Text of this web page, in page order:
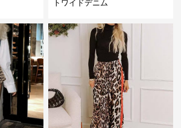
トワイドデニム